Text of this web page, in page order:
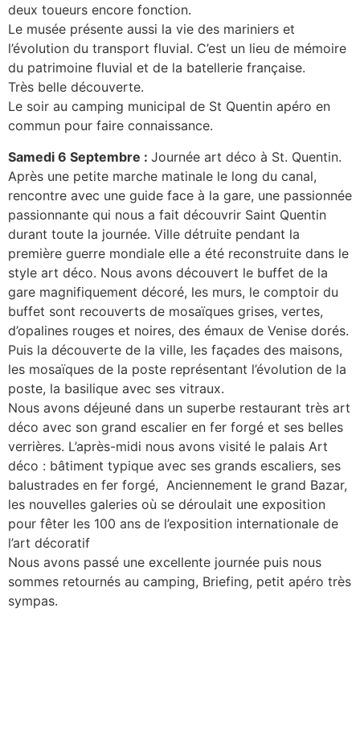
deux toueurs encore fonction.
Le musée présente aussi la vie des mariniers et
l’évolution du transport fluvial. C’est un lieu de mémoire
du patrimoine fluvial et de la batellerie française.
Très belle découverte.
Le soir au camping municipal de St Quentin apéro en
commun pour faire connaissance.
Samedi 6 Septembre : Journée art déco à St. Quentin.
Après une petite marche matinale le long du canal,
rencontre avec une guide face à la gare, une passionnée
passionnante qui nous a fait découvrir Saint Quentin
durant toute la journée. Ville détruite pendant la
première guerre mondiale elle a été reconstruite dans le
style art déco. Nous avons découvert le buffet de la
gare magnifiquement décoré, les murs, le comptoir du
buffet sont recouverts de mosaïques grises, vertes,
d’opalines rouges et noires, des émaux de Venise dorés.
Puis la découverte de la ville, les façades des maisons,
les mosaïques de la poste représentant l’évolution de la
poste, la basilique avec ses vitraux.
Nous avons déjeuné dans un superbe restaurant très art
déco avec son grand escalier en fer forgé et ses belles
verrières. L’après-midi nous avons visité le palais Art
déco : bâtiment typique avec ses grands escaliers, ses
balustrades en fer forgé, Anciennement le grand Bazar,
les nouvelles galeries où se déroulait une exposition
pour fêter les 100 ans de l’exposition internationale de
l’art décoratif
Nous avons passé une excellente journée puis nous
sommes retournés au camping, Briefing, petit apéro très
sympas.